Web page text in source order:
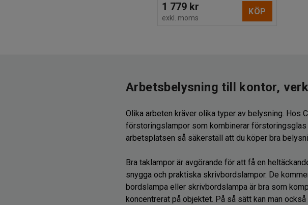
1 779 kr
exkl. moms
KÖP
Arbetsbelysning till kontor,
Olika arbeten kräver olika typer av belysning. Hos
förstoringslampor som kombinerar
arbetsplatsen så säkerställ att du köper bra
Bra taklampor är avgörande för att få en
snygga och praktiska skrivbordslampor. De
bordslampa eller skrivbordslampa är bra som
koncentrerat på objektet. På så sätt kan man